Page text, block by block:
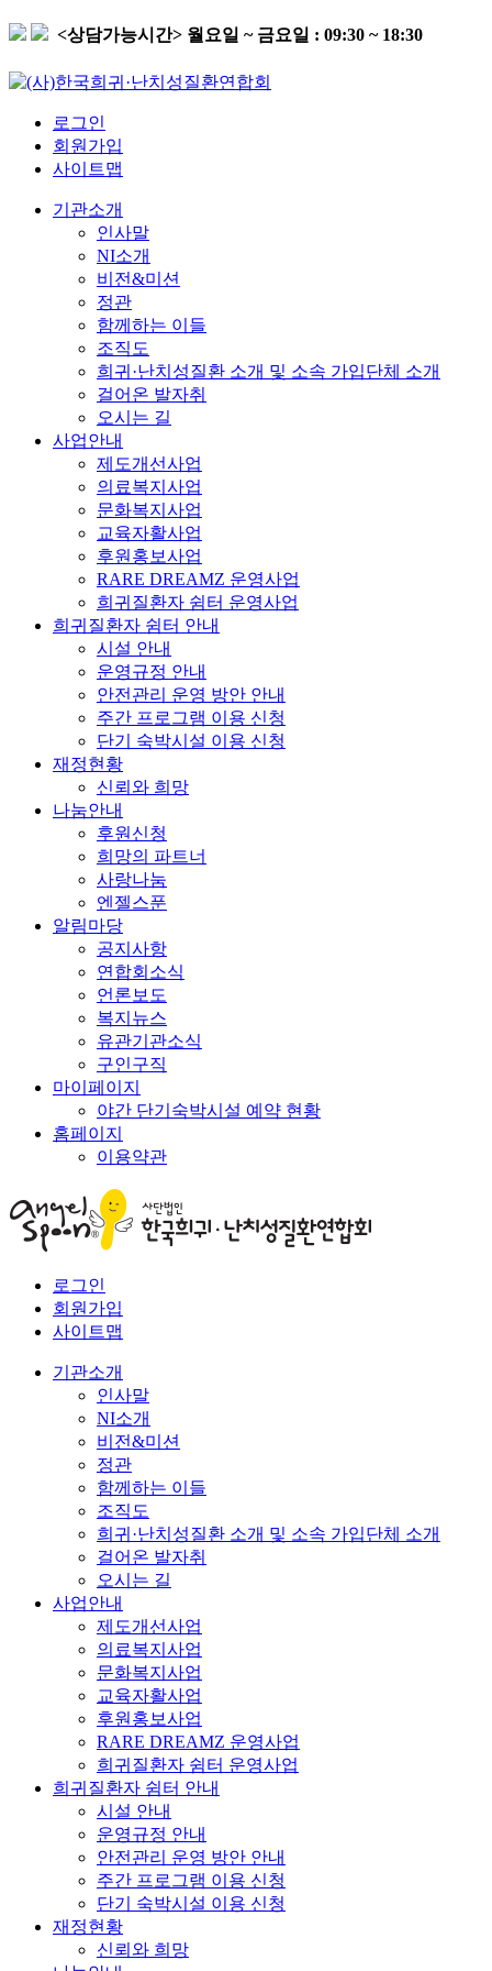
<상담가능시간> 월요일 ~ 금요일 : 09:30 ~ 18:30
로그인
회원가입
사이트맵
기관소개
인사말
NI소개
비전&미션
정관
함께하는 이들
조직도
희귀·난치성질환 소개 및 소속 가입단체 소개
걸어온 발자취
오시는 길
사업안내
제도개선사업
의료복지사업
문화복지사업
교육자활사업
후원홍보사업
RARE DREAMZ 운영사업
희귀질환자 쉼터 운영사업
희귀질환자 쉼터 안내
시설 안내
운영규정 안내
안전관리 운영 방안 안내
주간 프로그램 이용 신청
단기 숙박시설 이용 신청
재정현황
신뢰와 희망
나눔안내
후원신청
희망의 파트너
사랑나눔
엔젤스푼
알림마당
공지사항
연합회소식
언론보도
복지뉴스
유관기관소식
구인구직
마이페이지
야간 단기숙박시설 예약 현황
홈페이지
이용약관
로그인
회원가입
사이트맵
기관소개
인사말
NI소개
비전&미션
정관
함께하는 이들
조직도
희귀·난치성질환 소개 및 소속 가입단체 소개
걸어온 발자취
오시는 길
사업안내
제도개선사업
의료복지사업
문화복지사업
교육자활사업
후원홍보사업
RARE DREAMZ 운영사업
희귀질환자 쉼터 운영사업
희귀질환자 쉼터 안내
시설 안내
운영규정 안내
안전관리 운영 방안 안내
주간 프로그램 이용 신청
단기 숙박시설 이용 신청
재정현황
신뢰와 희망